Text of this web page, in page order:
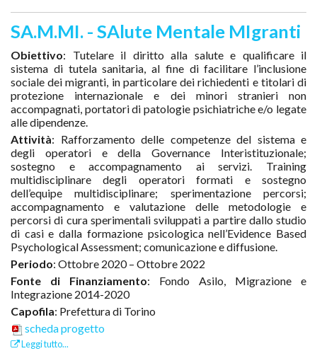
SA.M.MI. - SAlute Mentale MIgranti
Obiettivo: Tutelare il diritto alla salute e qualificare il
sistema di tutela sanitaria, al fine di facilitare l’inclusione
sociale dei migranti, in particolare dei richiedenti e titolari di
protezione internazionale e dei minori stranieri non
accompagnati, portatori di patologie psichiatriche e/o legate
alle dipendenze.
Attività: Rafforzamento delle competenze del sistema e
degli operatori e della Governance Interistituzionale;
sostegno e accompagnamento ai servizi. Training
multidisciplinare degli operatori formati e sostegno
dell’equipe multidisciplinare; sperimentazione percorsi;
accompagnamento e valutazione delle metodologie e
percorsi di cura sperimentali sviluppati a partire dallo studio
di casi e dalla formazione psicologica nell’Evidence Based
Psychological Assessment; comunicazione e diffusione.
Periodo: Ottobre 2020 – Ottobre 2022
Fonte di Finanziamento: Fondo Asilo, Migrazione e
Integrazione 2014-2020
Capofila: Prefettura di Torino
scheda progetto
Leggi tutto...